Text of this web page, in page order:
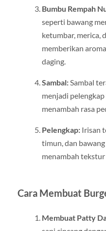
Bumbu Rempah
seperti bawang
ketumbar, merica,
memberikan
daging.
Sambal:Sambal
menjadi
menambah rasa
Pelengkap:Irisan
timun, dan
menambah tekstur
Cara Membuat
Membuat Patty